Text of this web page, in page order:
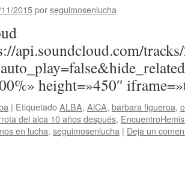
2015porseguimosenlucha
api.soundcloud.com/
height=»450″
| EtiquetadoALBA, AlCA, barbara figueroa,
del alca 10 años después,
en lucha, seguimosenlucha | Deja un